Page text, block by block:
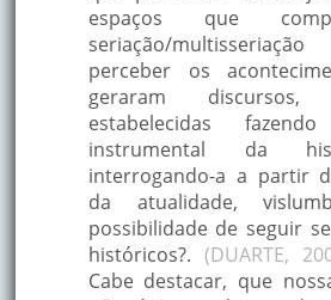
espaços que
seriação/
perceber os
geraram discursos,
estabelecidas
instrumental da
interrogando-a a partir
da atualidade,
possibilidade de seguir
históricos?. (DUARTE,
Cabe destacar, que